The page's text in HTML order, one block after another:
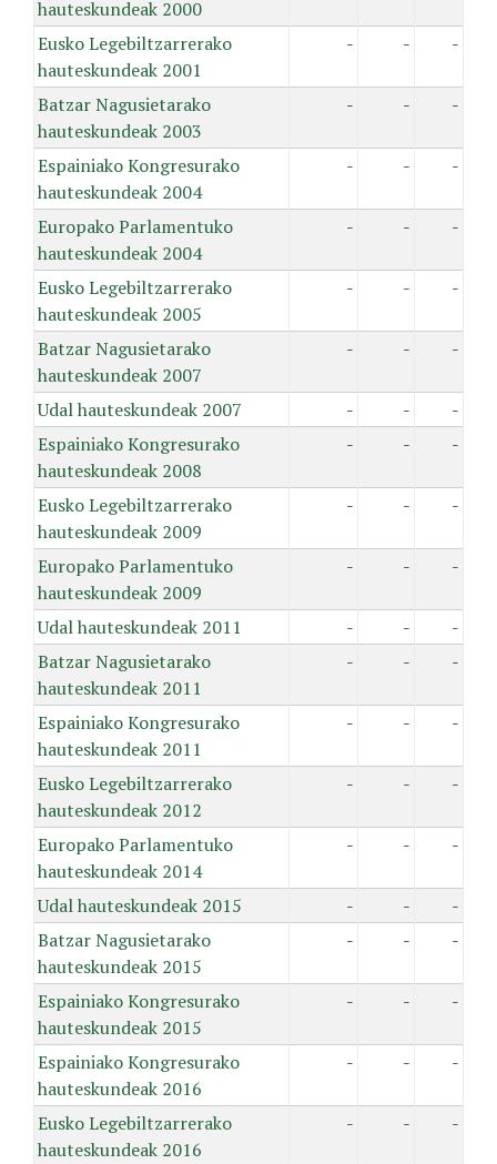
hauteskundeak 2000
Eusko Legebiltzarrerako
hauteskundeak 2001
- - -
Batzar Nagusietarako
hauteskundeak 2003
- - -
Espainiako Kongresurako
hauteskundeak 2004
- - -
Europako Parlamentuko
hauteskundeak 2004
- - -
Eusko Legebiltzarrerako
hauteskundeak 2005
- - -
Batzar Nagusietarako
hauteskundeak 2007
- - -
Udal hauteskundeak 2007 - -
-
Espainiako Kongresurako
hauteskundeak 2008
- - -
Eusko Legebiltzarrerako
hauteskundeak 2009
- - -
Europako Parlamentuko
hauteskundeak 2009
- - -
Udal hauteskundeak 2011 - -
-
Batzar Nagusietarako
hauteskundeak 2011
- - -
Espainiako Kongresurako
hauteskundeak 2011
- - -
Eusko Legebiltzarrerako
hauteskundeak 2012
- - -
Europako Parlamentuko
hauteskundeak 2014
- - -
Udal hauteskundeak 2015 - -
-
Batzar Nagusietarako
hauteskundeak 2015
- - -
Espainiako Kongresurako
hauteskundeak 2015
- - -
Espainiako Kongresurako
hauteskundeak 2016
- - -
Eusko Legebiltzarrerako
hauteskundeak 2016
- - -